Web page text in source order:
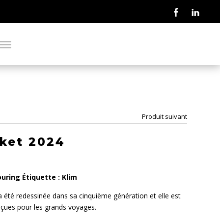
Produit suivant
2024
Étiquette : Klim
été redessinée dans sa cinquième génération et elle est
pour les grands voyages.